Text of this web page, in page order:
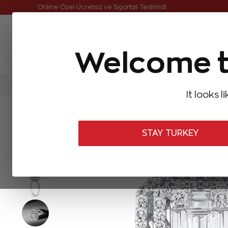
Welcome
It looks
STAY TURKEY
Online Özel Ücretsiz ve Sigortalı Teslimat
Aynı Gün Kargo Çok Satanlar